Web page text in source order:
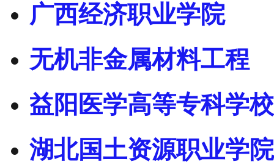
广西经济职业学院
无机非金属材料工程
益阳医学高等专科学校
湖北国土资源职业学院